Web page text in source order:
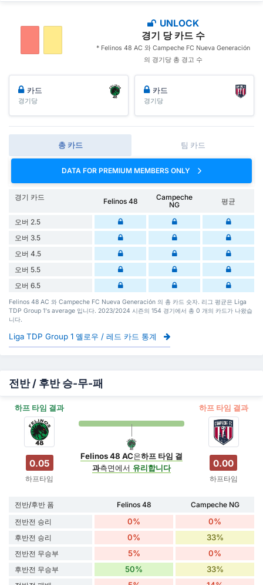
UNLOCK
경기 당 카드 수
* Felinos 48 AC 와 Campeche FC Nueva Generación
의 경기당 총 경고 수
카드
경기당
카드
경기당
총 카드 팀 카드
DATA FOR PREMIUM MEMBERS ONLY
경기 카드 Felinos 48
Campeche
NG
평균
오버 2.5
오버 3.5
오버 4.5
오버 5.5
오버 6.5
Felinos 48 AC 와 Campeche FC Nueva Generación 의 총 카드 숫자. 리그 평균은 Liga
TDP Group 1's average 입니다. 2023/2024 시즌의 154 경기에서 총 0 개의 카드가 나왔습
니다.
Liga TDP Group 1 옐로우 / 레드 카드 통계
전반 / 후반 승-무-패
하프 타임 결과 하프 타임 결과
0.05
하프타임
Felinos 48 AC은하프 타임 결
과측면에서 유리합니다 0.00
하프타임
전반/후반 폼 Felinos 48
Campeche NG
전반전 승리
0% 0%
후반전 승리 0% 33%
전반전 무승부 5% 0%
후반전 무승부 50% 33%